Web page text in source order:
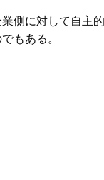
側に対して自主
もある。